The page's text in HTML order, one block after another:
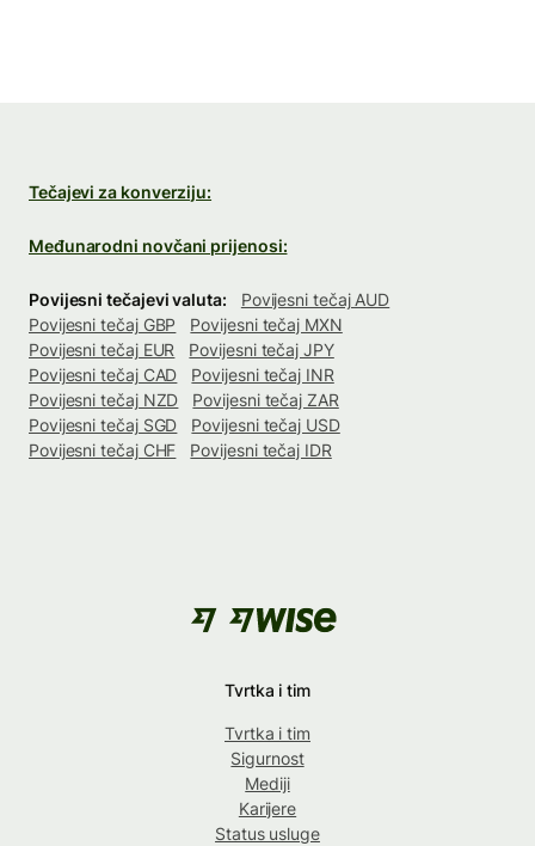
Tečajevi za konverziju:
Međunarodni novčani prijenosi:
Povijesni tečajevi valuta:
Povijesni tečaj AUD
Povijesni tečaj GBP
Povijesni tečaj MXN
Povijesni tečaj EUR
Povijesni tečaj JPY
Povijesni tečaj CAD
Povijesni tečaj INR
Povijesni tečaj NZD
Povijesni tečaj ZAR
Povijesni tečaj SGD
Povijesni tečaj USD
Povijesni tečaj CHF
Povijesni tečaj IDR
Tvrtka i tim
Tvrtka i tim
Sigurnost
Mediji
Karijere
Status usluge